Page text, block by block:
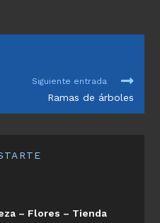
Siguiente entrada
Ramas de árboles
– Flores – Tienda